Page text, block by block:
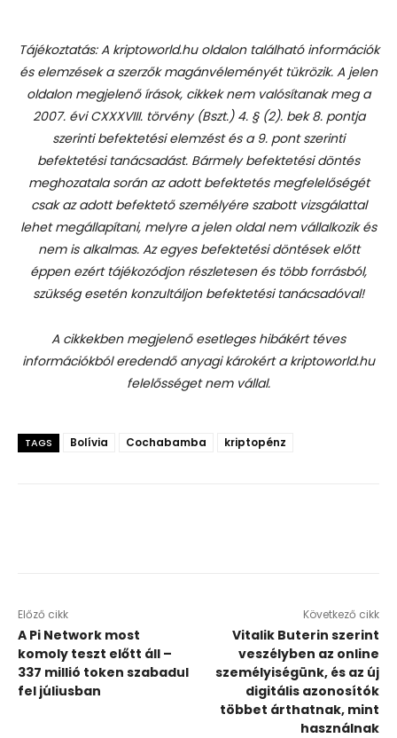
Tájékoztatás: A kriptoworld.hu oldalon található információk
és elemzések a szerzők magánvéleményét tükrözik. A jelen
oldalon megjelenő írások, cikkek nem valósítanak meg a
2007. évi CXXXVIII. törvény (Bszt.) 4. § (2). bek 8. pontja
szerinti befektetési elemzést és a 9. pont szerinti
befektetési tanácsadást. Bármely befektetési döntés
meghozatala során az adott befektetés megfelelőségét
csak az adott befektető személyére szabott vizsgálattal
lehet megállapítani, melyre a jelen oldal nem vállalkozik és
nem is alkalmas. Az egyes befektetési döntések előtt
éppen ezért tájékozódjon részletesen és több forrásból,
szükség esetén konzultáljon befektetési tanácsadóval!
A cikkekben megjelenő esetleges hibákért téves
információkból eredendő anyagi károkért a kriptoworld.hu
felelősséget nem vállal.
TAGS Bolívia Cochabamba kriptopénz
Előző cikk
A Pi Network most
komoly teszt előtt áll –
337 millió token szabadul
fel júliusban
Következő cikk
Vitalik Buterin szerint
veszélyben az online
személyiségünk, és az új
digitális azonosítók
többet árthatnak, mint
használnak